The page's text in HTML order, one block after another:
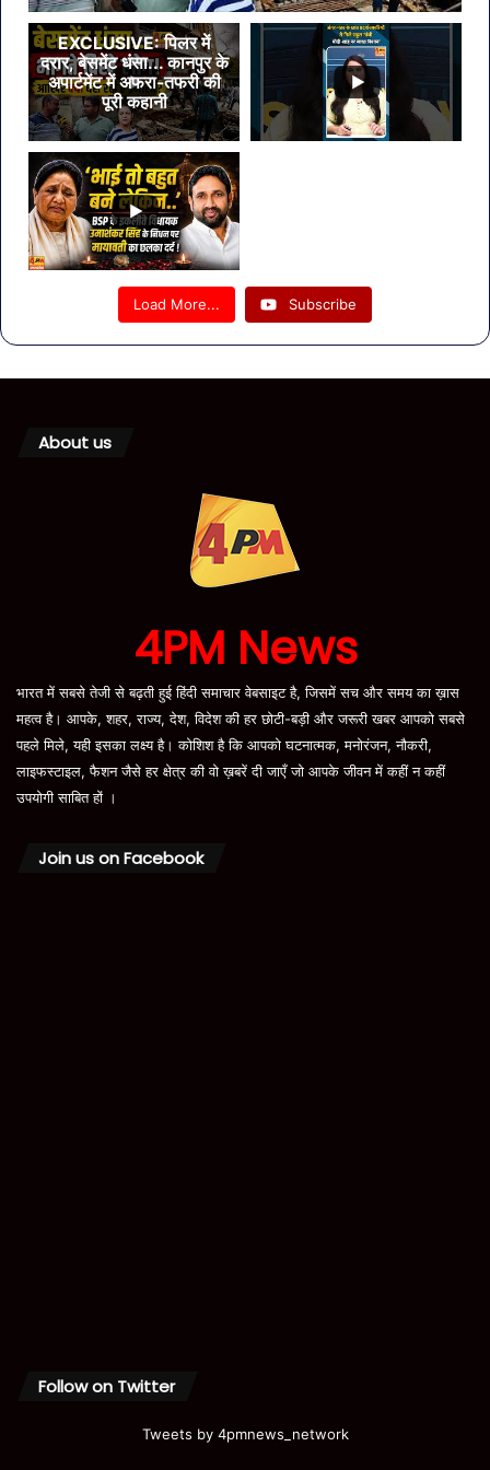
EXCLUSIVE: पिलर में
दरार, बेसमेंट धंसा... कानपुर के
अपार्टमेंट में अफरा-तफरी की
पूरी कहानी
Load More... Subscribe
About us
4PM News
भारत में सबसे तेजी से बढ़ती हुई हिंदी समाचार वेबसाइट है, जिसमें सच और समय का ख़ास
महत्व है। आपके, शहर, राज्य, देश, विदेश की हर छोटी-बड़ी और जरूरी खबर आपको सबसे
पहले मिले, यही इसका लक्ष्य है। कोशिश है कि आपको घटनात्मक, मनोरंजन, नौकरी,
लाइफस्टाइल, फैशन जैसे हर क्षेत्र की वो ख़बरें दी जाएँ जो आपके जीवन में कहीं न कहीं
उपयोगी साबित हों ।
Join us on Facebook
Follow on Twitter
Tweets by 4pmnews_network